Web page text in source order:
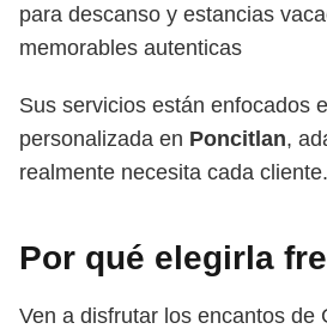
para descanso y estancias
memorables autenticas
Sus servicios están enfocados
personalizada en Poncitlan,
realmente necesita cada cliente.
Por qué elegirla
Ven a disfrutar los encantos de